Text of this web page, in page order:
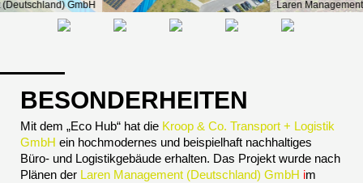
Laren Management (Deutschland) GmbH
BESONDERHEITEN
Mit dem „Eco Hub“ hat die Kroop & Co. Transport + Logistik
GmbH ein hochmodernes und beispielhaft nachhaltiges
Büro- und Logistikgebäude erhalten. Das Projekt wurde nach
Plänen der Laren Management (Deutschland) GmbH im